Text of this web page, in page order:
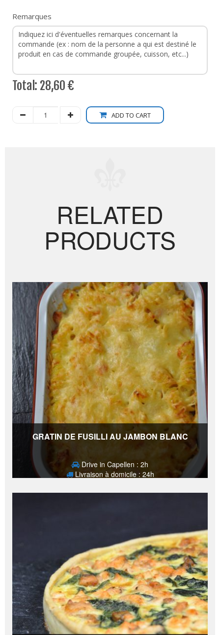
Remarques
Total: 28,60 €
ADD TO CART
RELATED
PRODUCTS
GRATIN DE FUSILLI AU JAMBON BLANC
Drive in Capellen : 2h
Livraison à domicile : 24h
16,50€